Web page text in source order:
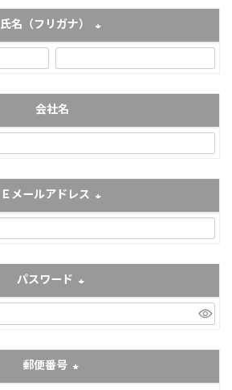
氏名（フリガナ）
(必須)
会社名
Ｅメールアドレス
(必須)
パスワード
(必須)
郵便番号